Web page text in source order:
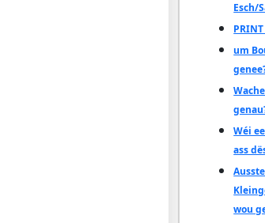
Esch/
um
Wéi
ass
wou